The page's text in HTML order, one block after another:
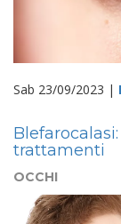
Sab 23/09/2023 |
trattamenti
OCCHI